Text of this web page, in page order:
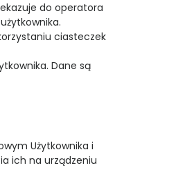
do operatora
ciasteczek
Dane są
Użytkownika i
ich na urządzeniu